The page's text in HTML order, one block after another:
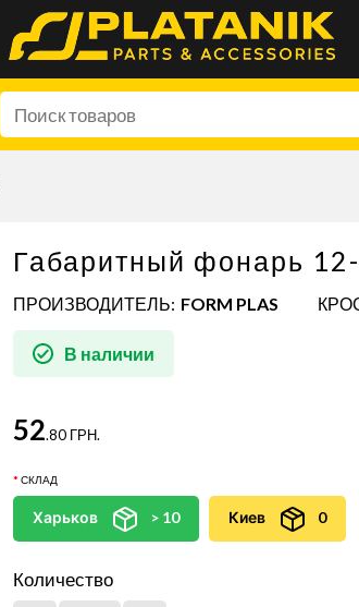
Габаритный фонарь
ПРОИЗВОДИТЕЛЬ: FORM PLAS
В наличии
52.80 ГРН.
СКЛАД
Харьков > 10 Киев 0
Количество